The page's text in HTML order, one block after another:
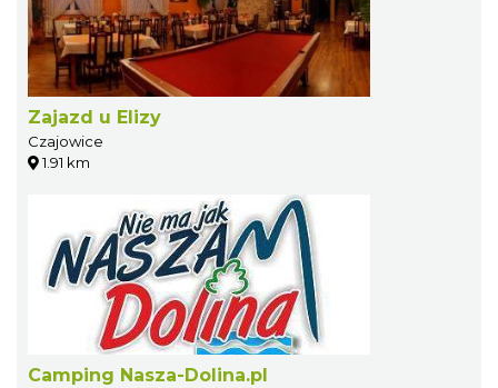
Zajazd u Elizy
Czajowice
1.91 km
Camping Nasza-Dolina.pl